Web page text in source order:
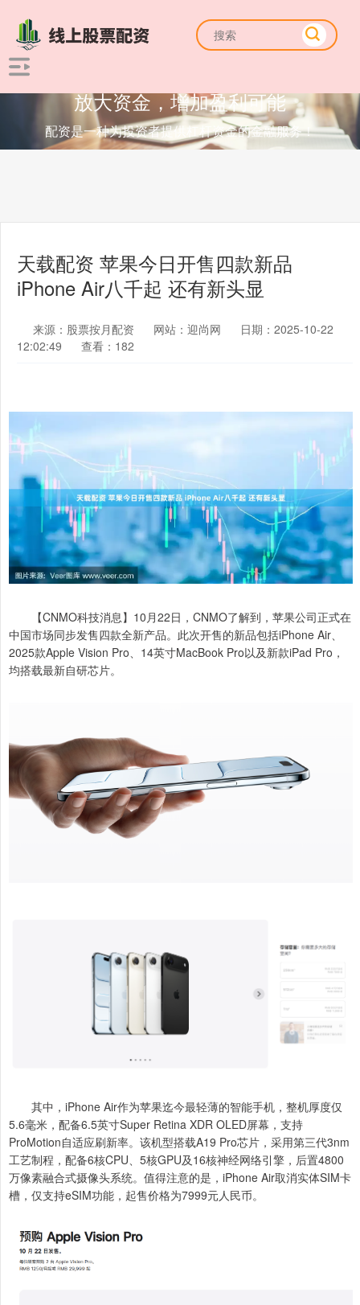
放大资金，增加盈利可能
配资是一种为投资者提供杠杆资金的金融服务！
天载配资 苹果今日开售四款新品
iPhone Air八千起 还有新头显
来源：股票按月配资 网站：迎尚网
日期：2025-10-22
12:02:49
查看：182
【CNMO科技消息】10月22日，CNMO了解到，苹果公司正式在
中国市场同步发售四款全新产品。此次开售的新品包括iPhone Air、
2025款Apple Vision Pro、14英寸MacBook Pro以及新款iPad Pro，
均搭载最新自研芯片。
其中，iPhone Air作为苹果迄今最轻薄的智能手机，整机厚度仅
5.6毫米，配备6.5英寸Super Retina XDR OLED屏幕，支持
ProMotion自适应刷新率。该机型搭载A19 Pro芯片，采用第三代3nm
工艺制程，配备6核CPU、5核GPU及16核神经网络引擎，后置4800
万像素融合式摄像头系统。值得注意的是，iPhone Air取消实体SIM卡
槽，仅支持eSIM功能，起售价格为7999元人民币。